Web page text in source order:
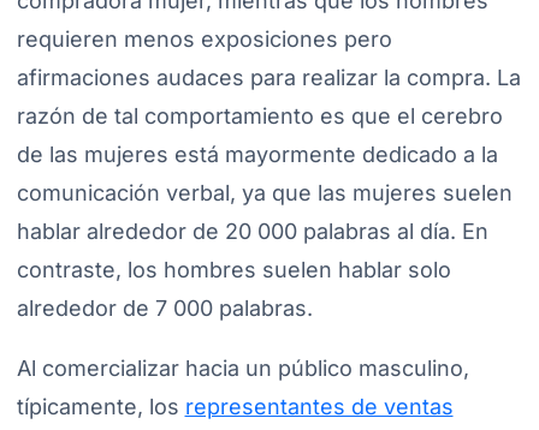
requieren menos exposiciones pero
afirmaciones audaces para realizar la compra. La
razón de tal comportamiento es que el cerebro
de las mujeres está mayormente dedicado a la
comunicación verbal, ya que las mujeres suelen
hablar alrededor de 20 000 palabras al día. En
contraste, los hombres suelen hablar solo
alrededor de 7 000 palabras.
Al comercializar hacia un público masculino,
típicamente, los representantes de ventas